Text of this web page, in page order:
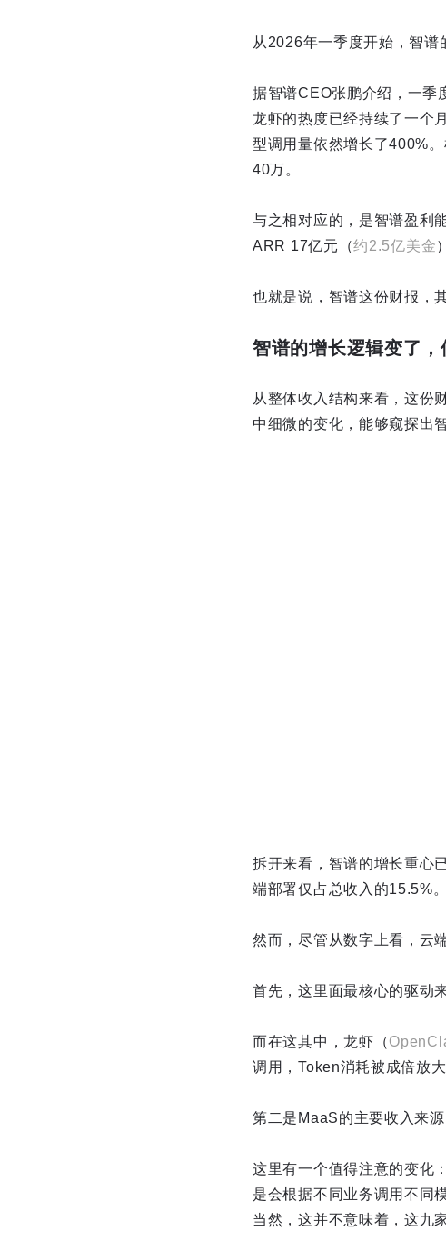
从2026年一季度开始，智谱
据智谱CEO张鹏介绍，一季
龙虾的热度已经持续了一个
型调用量依然增长了400%
40万。
与之相对应的，是智谱盈利
ARR 17亿元（约2.5亿美金
也就是说，智谱这份财报，
智谱的增长逻辑变了，
从整体收入结构来看，这份
中细微的变化，能够窥探出
拆开来看，智谱的增长重心
端部署仅占总收入的15.5%
然而，尽管从数字上看，云
首先，这里面最核心的驱动
而在这其中，龙虾（
调用，Token消耗被成倍放
第二是MaaS的主要收入来
这里有一个值得注意的变化
是会根据不同业务调用不同
当然，这并不意味着，这九